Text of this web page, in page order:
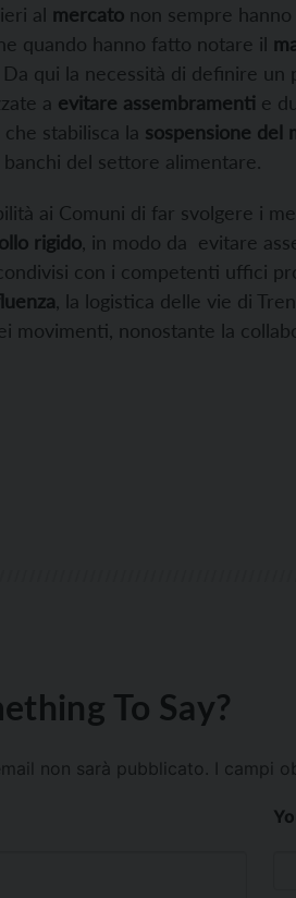
al mercato non sempre
quando hanno fatto notare il
qui la necessità di definire un
a evitare assembramenti e
stabilisca la sospensione del
del settore alimentare.
ai Comuni di far svolgere i
rigido , in modo da evitare
con i competenti uffici
, la logistica delle vie di
movimenti, nonostante la
To Say?
non sarà pubblicato. I campi